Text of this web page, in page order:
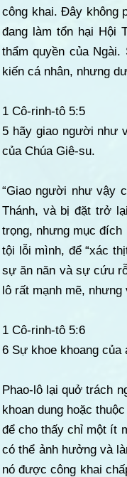
công khai. Đây không
đang làm tổn hại Hội
thẩm quyền của
kiến cá nhân, nhưng
1 Cô-rinh-tô 5:5
5 hãy giao người như
của Chúa Giê-su.
“Giao người như vậy
Thánh, và bị đặt trở
trọng, nhưng mục
tội lỗi mình, để “xác
sự ăn năn và sự cứu
lô rất mạnh mẽ,
1 Cô-rinh-tô 5:6
6 Sự khoe khoang của
Phao-lô lại quở trách
khoan dung hoặc
để cho thấy chỉ một ít
có thể ảnh hưởng và
nó được công khai